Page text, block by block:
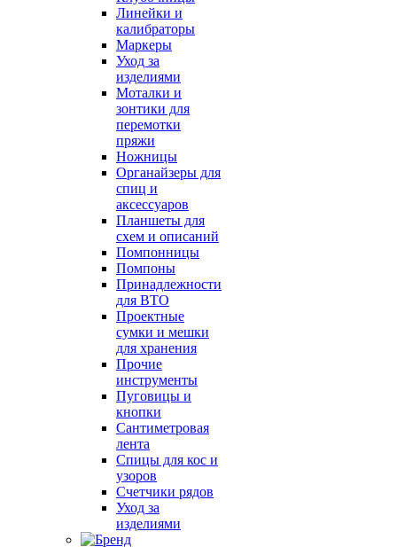
Линейки и
калибраторы
Маркеры
Уход за
изделиями
Моталки и
зонтики для
перемотки
пряжи
Ножницы
Органайзеры для
спиц и
аксессуаров
Планшеты для
схем и описаний
Помпонницы
Помпоны
Принадлежности
для ВТО
Проектные
сумки и мешки
для хранения
Прочие
инструменты
Пуговицы и
кнопки
Сантиметровая
лента
Спицы для кос и
узоров
Счетчики рядов
Уход за
изделиями